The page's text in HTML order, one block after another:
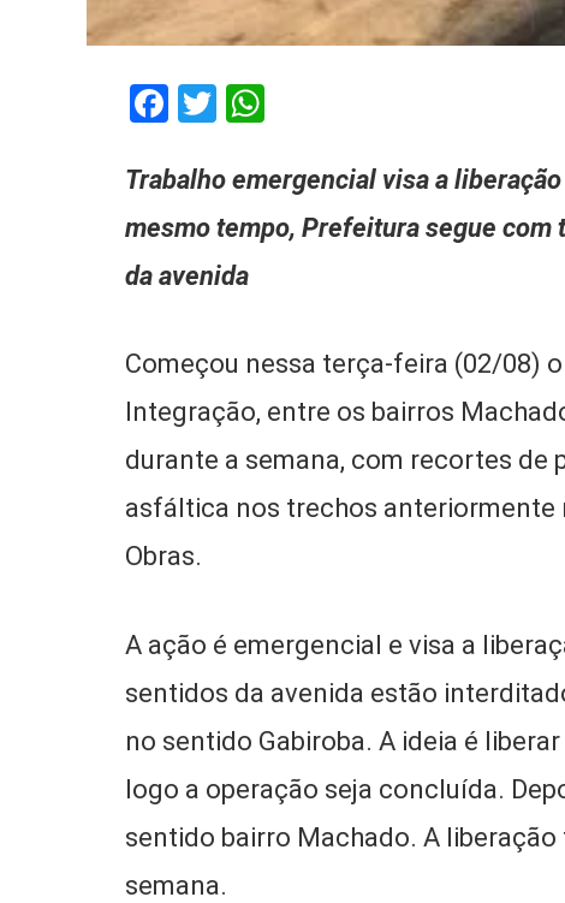
Facebook
Twitter
Trabalho emergencial visa a
mesmo tempo, Prefeitura segue com
da avenida
Começou nessa terça-feira (02/08)
Integração, entre os bairros
durante a semana, com recortes
asfáltica nos trechos anteriormente
Obras.
A ação é emergencial e visa a
sentidos da avenida estão
no sentido Gabiroba. A ideia é
logo a operação seja concluída.
sentido bairro Machado. A
semana.